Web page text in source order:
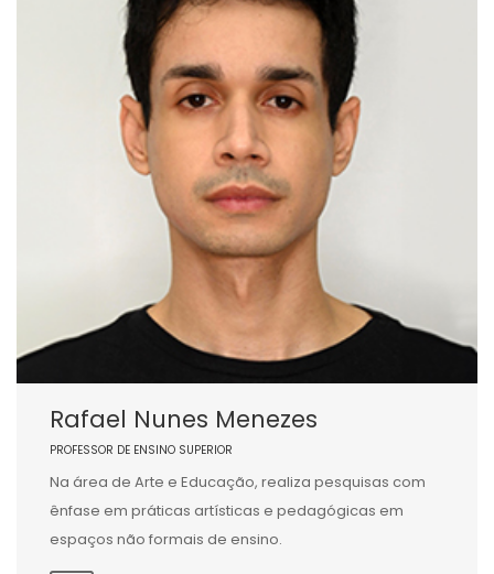
Rafael Nunes Menezes
PROFESSOR DE ENSINO SUPERIOR
Na área de Arte e Educação, realiza pesquisas com
ênfase em práticas artísticas e pedagógicas em
espaços não formais de ensino.